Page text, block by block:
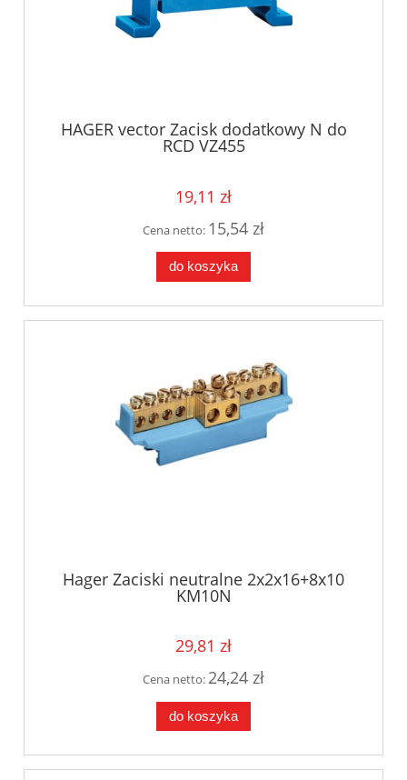
HAGER vector Zacisk dodatkowy N do
RCD VZ455
19,11 zł
Cena netto: 15,54 zł
do koszyka
Hager Zaciski neutralne 2x2x16+8x10
KM10N
29,81 zł
Cena netto: 24,24 zł
do koszyka